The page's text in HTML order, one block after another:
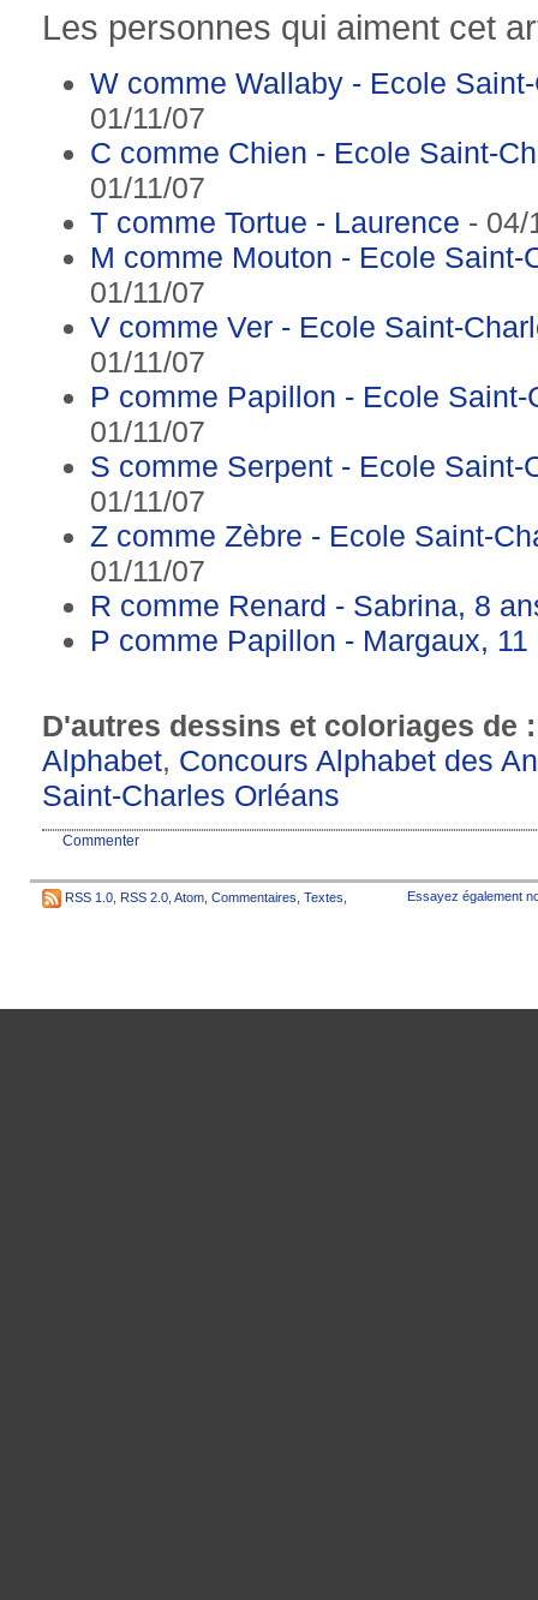
Les personnes qui aiment cet
W comme Wallaby - Ecole
01/11/07
C comme Chien - Ecole Saint-
01/11/07
T comme Tortue - Laurence - 04/
M comme Mouton - Ecole
01/11/07
V comme Ver - Ecole Saint-
01/11/07
P comme Papillon - Ecole
01/11/07
S comme Serpent - Ecole
01/11/07
Z comme Zèbre - Ecole Saint-
01/11/07
R comme Renard - Sabrina, 8
P comme Papillon - Margaux, 11
D'autres dessins et coloriages de
Alphabet, Concours Alphabet des
Saint-Charles Orléans
Commenter
RSS 1.0 RSS 2.0 Atom Commentaires Textes Essayez également